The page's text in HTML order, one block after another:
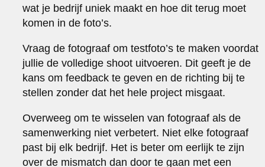
wat je bedrijf uniek maakt en hoe dit terug moet
komen in de foto’s.
Vraag de fotograaf om testfoto’s te maken voordat
jullie de volledige shoot uitvoeren. Dit geeft je de
kans om feedback te geven en de richting bij te
stellen zonder dat het hele project misgaat.
Overweeg om te wisselen van fotograaf als de
samenwerking niet verbetert. Niet elke fotograaf
past bij elk bedrijf. Het is beter om eerlijk te zijn
over de mismatch dan door te gaan met een